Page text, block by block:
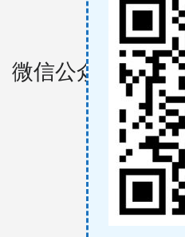
微信公众号